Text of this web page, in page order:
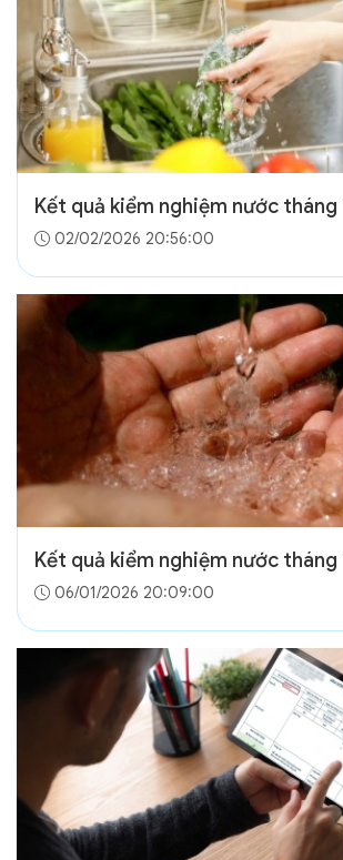
Kết quả kiểm nghiệm nước tháng
02/02/2026 20:56:00
Kết quả kiểm nghiệm nước tháng
06/01/2026 20:09:00